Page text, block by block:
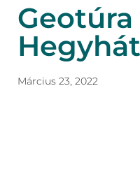
Geotúra
Március 23, 2022